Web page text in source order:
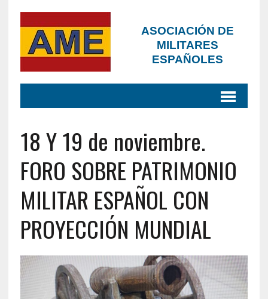
ASOCIACIÓN DE
MILITARES
ESPAÑOLES
18 Y 19 de noviembre.
FORO SOBRE PATRIMONIO
MILITAR ESPAÑOL CON
PROYECCIÓN MUNDIAL